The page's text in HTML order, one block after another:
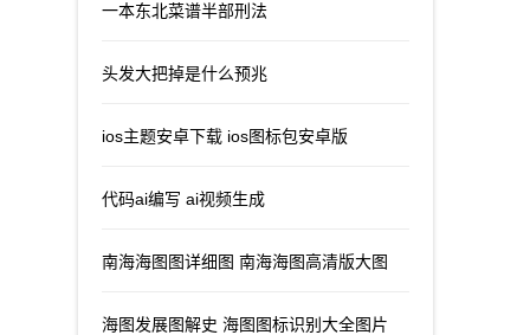
一本东北菜谱半部刑法
头发大把掉是什么预兆
ios主题安卓下载 ios图标包安卓版
代码ai编写 ai视频生成
南海海图图详细图 南海海图高清版大图
海图发展图解史 海图图标识别大全图片